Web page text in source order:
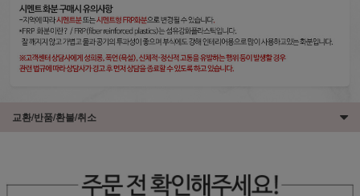
교환/반품/환불/취소